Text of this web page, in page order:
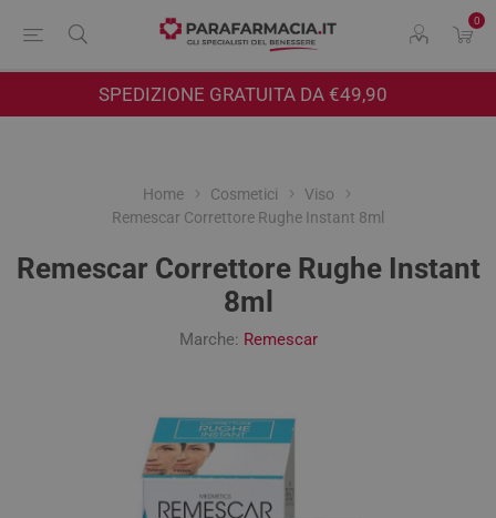
0
SPEDIZIONE GRATUITA DA €49,90
Home Cosmetici
Viso
Remescar Correttore Rughe Instant 8ml
Remescar Correttore Rughe Instant
8ml
Marche: Remescar